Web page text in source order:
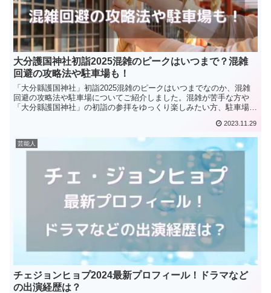
大分護国神社初詣2025混雑のピークはいつまで？混雑
回避の攻略法や駐車場も！
「大分縣護国神社」初詣2025混雑のピークはいつまでなのか、混雑
回避の攻略法や駐車場についてご紹介しました。混雑が苦手な方や
「大分縣護国神社」の初詣の参拝をゆっくり楽しみたい方、駐車場な
2023.11.29
芸能人
チェジョンヒョプ2024最新プロフィール！ドラマなど
の出演経歴は？